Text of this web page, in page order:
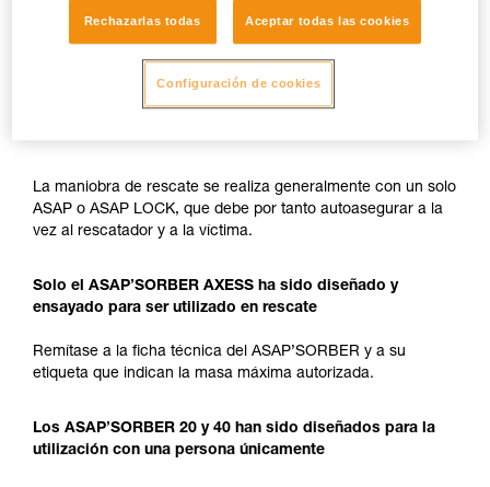
La maniobra de rescate se realiza generalmente con un solo
ASAP o ASAP LOCK, que debe por tanto autoasegurar a la
vez al rescatador y a la víctima.
Solo el ASAP’SORBER AXESS ha sido diseñado y
ensayado para ser utilizado en rescate
Remítase a la ficha técnica del ASAP’SORBER y a su
etiqueta que indican la masa máxima autorizada.
Los ASAP’SORBER 20 y 40 han sido diseñados para la
utilización con una persona únicamente
Rechazarlas todas Aceptar todas las cookies
Configuración de cookies